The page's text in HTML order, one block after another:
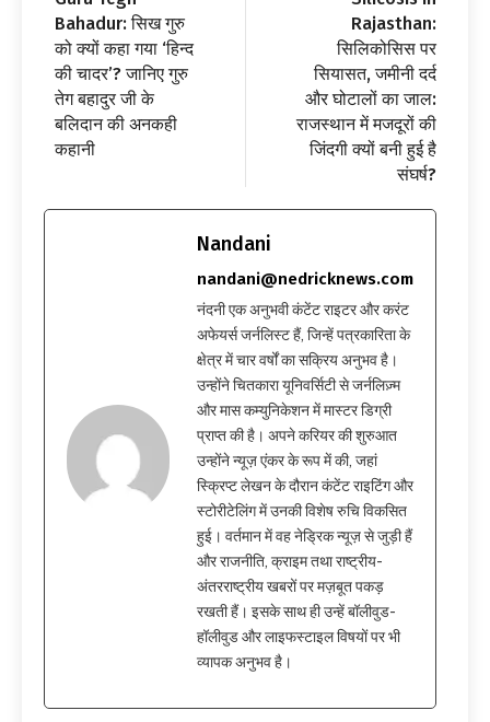
Bahadur: सिख गुरु
को क्यों कहा गया ‘हिन्द
की चादर’? जानिए गुरु
तेग बहादुर जी के
बलिदान की अनकही
कहानी
Rajasthan:
सिलिकोसिस पर
सियासत, जमीनी दर्द
और घोटालों का जाल:
राजस्थान में मजदूरों की
जिंदगी क्यों बनी हुई है
संघर्ष?
Nandani
nandani@nedricknews.com
नंदनी एक अनुभवी कंटेंट राइटर और करंट
अफेयर्स जर्नलिस्ट हैं, जिन्हें पत्रकारिता के
क्षेत्र में चार वर्षों का सक्रिय अनुभव है।
उन्होंने चितकारा यूनिवर्सिटी से जर्नलिज़्म
और मास कम्युनिकेशन में मास्टर डिग्री
प्राप्त की है। अपने करियर की शुरुआत
उन्होंने न्यूज़ एंकर के रूप में की, जहां
स्क्रिप्ट लेखन के दौरान कंटेंट राइटिंग और
स्टोरीटेलिंग में उनकी विशेष रुचि विकसित
हुई। वर्तमान में वह नेड्रिक न्यूज़ से जुड़ी हैं
और राजनीति, क्राइम तथा राष्ट्रीय-
अंतरराष्ट्रीय खबरों पर मज़बूत पकड़
रखती हैं। इसके साथ ही उन्हें बॉलीवुड-
हॉलीवुड और लाइफस्टाइल विषयों पर भी
व्यापक अनुभव है।